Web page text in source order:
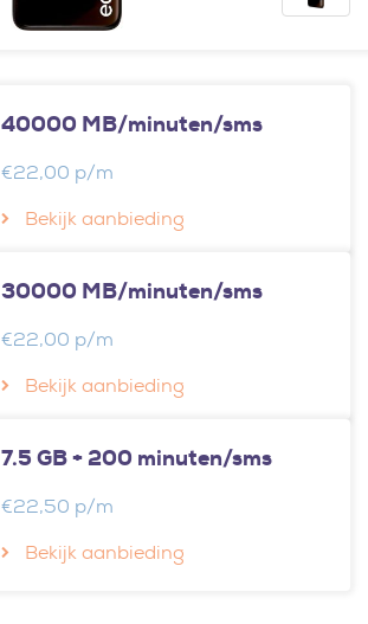
40000 MB/minuten/sms
€22,00 p/m
Bekijk aanbieding
30000 MB/minuten/sms
€22,00 p/m
Bekijk aanbieding
7.5 GB + 200 minuten/sms
€22,50 p/m
Bekijk aanbieding